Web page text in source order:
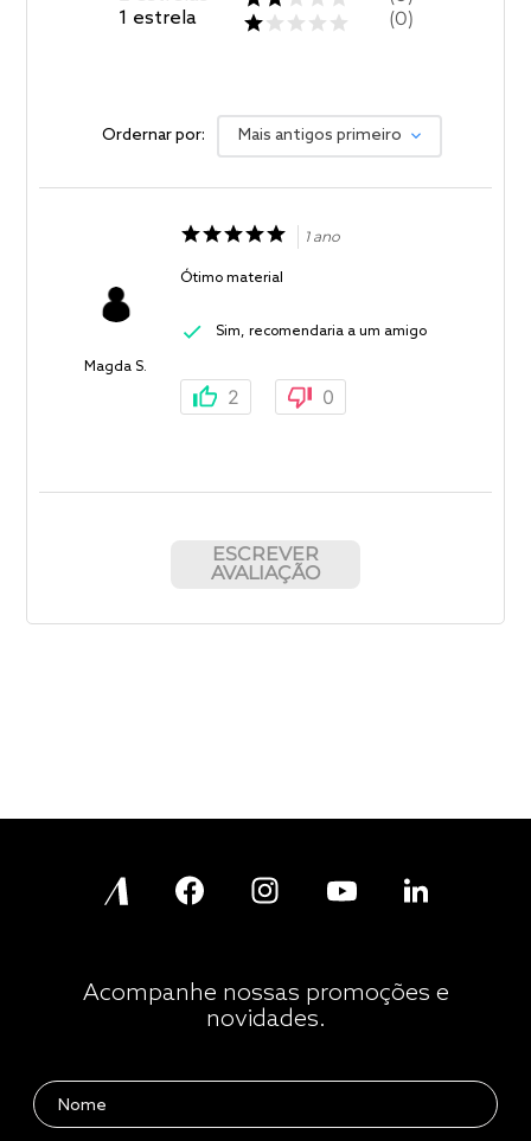
1 estrela
0
Ordernar por: Mais antigos primeiro
Magda S.
1 ano
Ótimo material
Sim, recomendaria a um amigo
2 0
ESCREVER
AVALIAÇÃO
Acompanhe nossas promoções e
novidades.